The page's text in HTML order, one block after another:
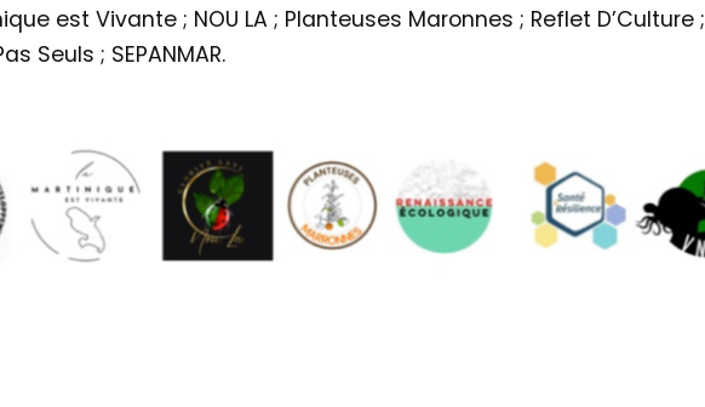
est Vivante ; NOU LA ; Planteuses Maronnes ; Reflet D’Culture ;
Seuls ; SEPANMAR.